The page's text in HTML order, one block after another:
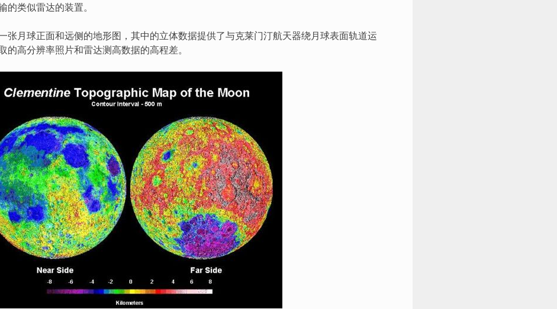
的类似雷达的装置。
张月球正面和远侧的地形图，其中的立体数据提供了与克莱门汀航天器绕月球表面轨道运
的高分辨率照片和雷达测高数据的高程差。